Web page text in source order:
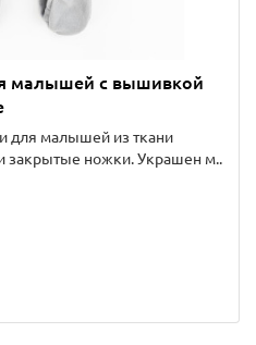
малышей с вышивкой
для малышей из ткани
закрытые ножки. Украшен м..